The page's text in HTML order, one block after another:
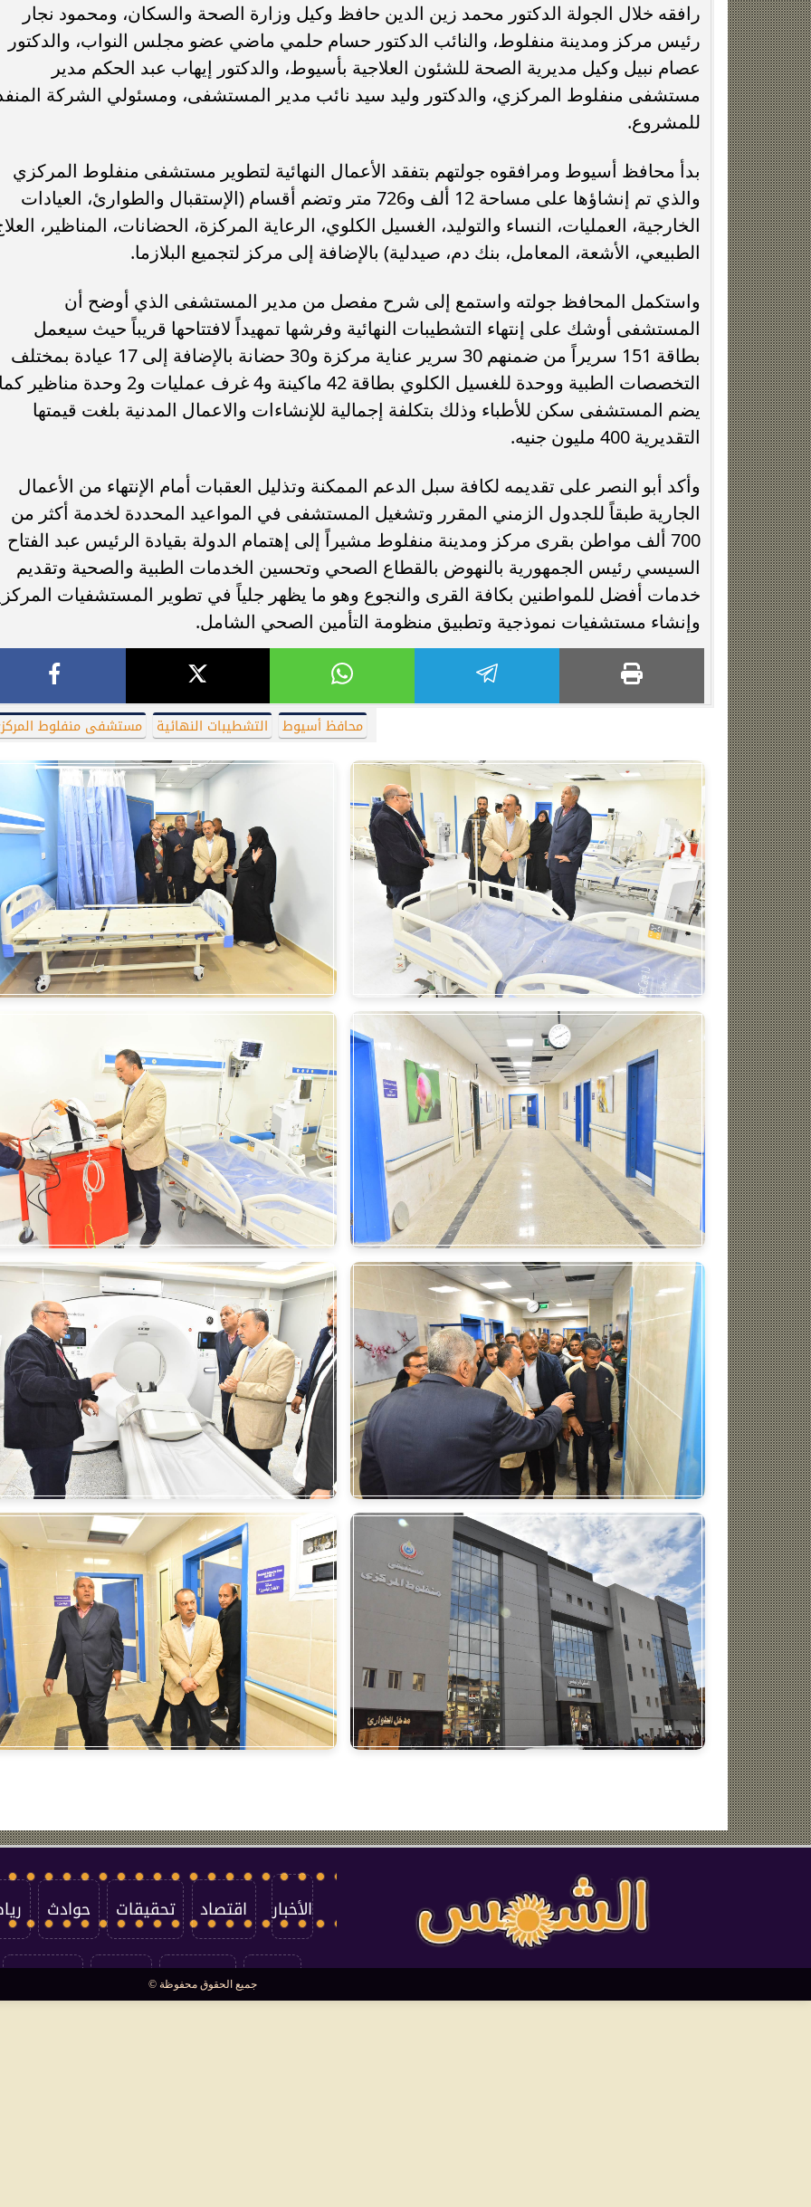
رافقه خلال الجولة الدكتور محمد زين الدين حافظ وكيل وزارة الصحة والسكان، ومحمود نجار
رئيس مركز ومدينة منفلوط، والنائب الدكتور حسام حلمي ماضي عضو مجلس النواب، والدكتور
عصام نبيل وكيل مديرية الصحة للشئون العلاجية بأسيوط، والدكتور إيهاب عبد الحكم مدير
مستشفى منفلوط المركزي، والدكتور وليد سيد نائب مدير المستشفى، ومسئولي الشركة
للمشروع.
بدأ محافظ أسيوط ومرافقوه جولتهم بتفقد الأعمال النهائية لتطوير مستشفى منفلوط المركزي
والذي تم إنشاؤها على مساحة 12 ألف و726 متر وتضم أقسام (الإستقبال والطوارئ، العيادات
الخارجية، العمليات، النساء والتوليد، الغسيل الكلوي، الرعاية المركزة، الحضانات، المناظير،
الطبيعي، الأشعة، المعامل، بنك دم، صيدلية) بالإضافة إلى مركز لتجميع البلازما.
واستكمل المحافظ جولته واستمع إلى شرح مفصل من مدير المستشفى الذي أوضح أن
المستشفى أوشك على إنتهاء التشطيبات النهائية وفرشها تمهيداً لافتتاحها قريباً حيث سيعمل
بطاقة 151 سريراً من ضمنهم 30 سرير عناية مركزة و30 حضانة بالإضافة إلى 17 عيادة بمختلف
التخصصات الطبية ووحدة للغسيل الكلوي بطاقة 42 ماكينة و4 غرف عمليات و2 وحدة
يضم المستشفى سكن للأطباء وذلك بتكلفة إجمالية للإنشاءات والاعمال المدنية بلغت قيمتها
التقديرية 400 مليون جنيه.
وأكد أبو النصر على تقديمه لكافة سبل الدعم الممكنة وتذليل العقبات أمام الإنتهاء من الأعمال
الجارية طبقاً للجدول الزمني المقرر وتشغيل المستشفى في المواعيد المحددة لخدمة أكثر من
700 ألف مواطن بقرى مركز ومدينة منفلوط مشيراً إلى إهتمام الدولة بقيادة الرئيس عبد الفتاح
السيسي رئيس الجمهورية بالنهوض بالقطاع الصحي وتحسين الخدمات الطبية والصحية وتقديم
خدمات أفضل للمواطنين بكافة القرى والنجوع وهو ما يظهر جلياً في تطوير المستشفيات
وإنشاء مستشفيات نموذجية وتطبيق منظومة التأمين الصحي الشامل.
محافظ أسيوط التشطيبات النهائية مستشفى منفلوط
الأخبار اقتصاد تحقيقات حوادث
العالم سوشيال
جميع الحقوق محفوظة ©